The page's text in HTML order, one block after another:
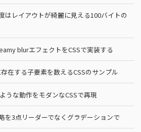
はレイアウトが綺麗に見える100バイトの
blurエフェクトをCSSで実装する
在する子要素を数えるCSSのサンプル
うな動作をモダンなCSSで再現
を3点リーダーでなくグラデーションで